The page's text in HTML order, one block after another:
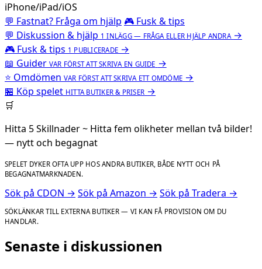
iPhone/iPad/iOS
💬 Fastnat? Fråga om hjälp 🎮 Fusk & tips
💬 Diskussion & hjälp 1 INLÄGG — FRÅGA ELLER HJÄLP ANDRA →
🎮 Fusk & tips 1 PUBLICERADE →
📖 Guider VAR FÖRST ATT SKRIVA EN GUIDE →
⭐ Omdömen VAR FÖRST ATT SKRIVA ETT OMDÖME →
🏪 Köp spelet HITTA BUTIKER & PRISER →
🛒
Hitta 5 Skillnader ~ Hitta fem olikheter mellan två bilder!
— nytt och begagnat
SPELET DYKER OFTA UPP HOS ANDRA BUTIKER, BÅDE NYTT OCH PÅ
BEGAGNATMARKNADEN.
Sök på CDON → Sök på Amazon → Sök på Tradera →
SÖKLÄNKAR TILL EXTERNA BUTIKER — VI KAN FÅ PROVISION OM DU
HANDLAR.
Senaste i diskussionen